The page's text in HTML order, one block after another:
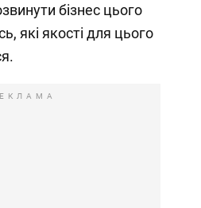
бізнес цього
які якості для цього